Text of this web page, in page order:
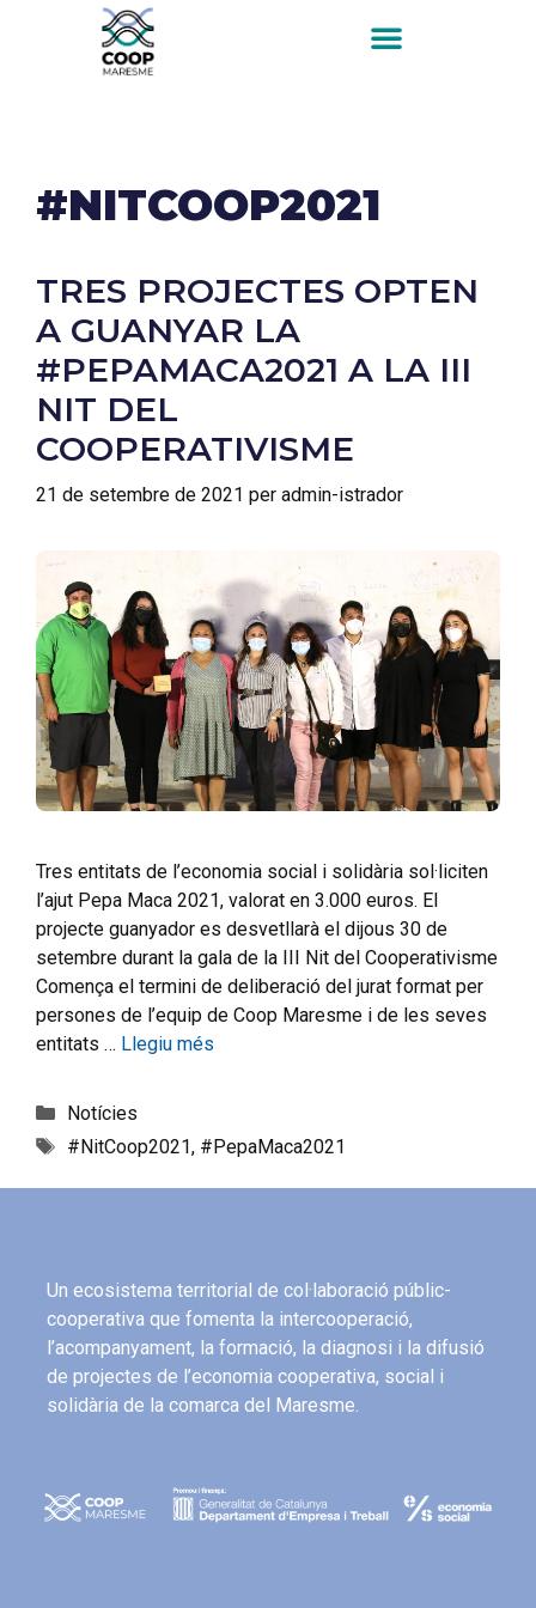
#NITCOOP2021
TRES PROJECTES OPTEN
A GUANYAR LA
#PEPAMACA2021 A LA III
NIT DEL
COOPERATIVISME
21 de setembre de 2021 per admin-istrador
Tres entitats de l’economia social i solidària sol·liciten
l’ajut Pepa Maca 2021, valorat en 3.000 euros. El
projecte guanyador es desvetllarà el dijous 30 de
setembre durant la gala de la III Nit del Cooperativisme
Comença el termini de deliberació del jurat format per
persones de l’equip de Coop Maresme i de les seves
entitats … Llegiu més
Notícies
#NitCoop2021, #PepaMaca2021
Un ecosistema territorial de col·laboració públic-
cooperativa que fomenta la intercooperació,
l’acompanyament, la formació, la diagnosi i la difusió
de projectes de l’economia cooperativa, social i
solidària de la comarca del Maresme.